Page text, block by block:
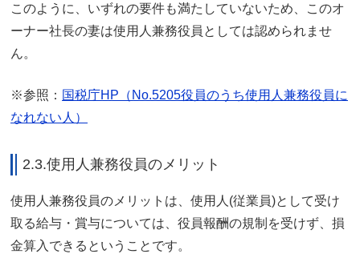
このように、いずれの要件も満たしていないため、このオ
ーナー社長の妻は使用人兼務役員としては認められませ
ん。
※参照： 国税庁HP（No.5205役員のうち使用人兼務役員に
なれない人）
2.3.使用人兼務役員のメリット
使用人兼務役員のメリットは、使用人(従業員)として受け
取る給与・賞与については、役員報酬の規制を受けず、損
金算入できるということです。